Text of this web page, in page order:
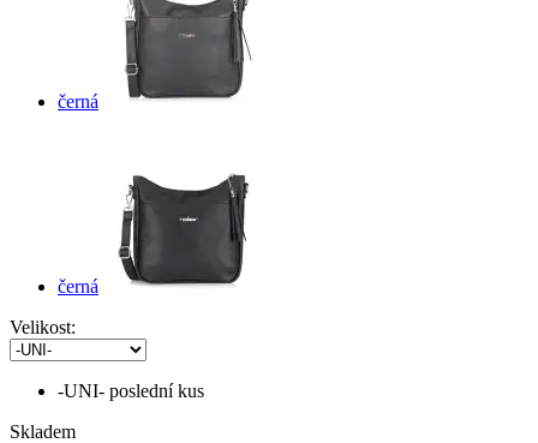
černá
černá
Velikost:
-UNI- poslední kus
Skladem